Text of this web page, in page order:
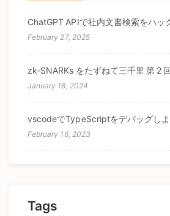
ChatGPT APIで社内文書検索をハッ
February 27, 2025
zk-SNARKs をたずねて三千里 第 2
January 18, 2024
vscodeでTypeScriptをデバッグしよ
February 16, 2023
Tags